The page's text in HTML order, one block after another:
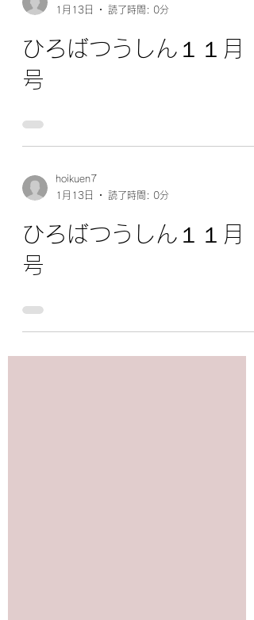
1月13日
読了時間: 0分
ひろばつうしん１１月
号
hoikuen7
1月13日
読了時間: 0分
ひろばつうしん１１月
号